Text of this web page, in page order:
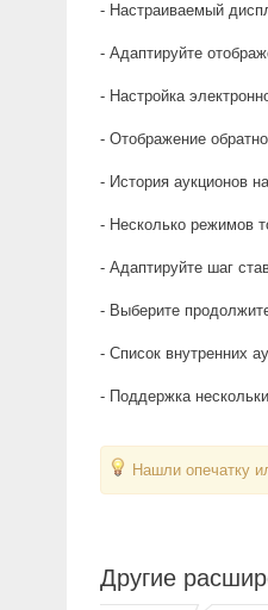
- Настраиваемый
- Адаптируйте
- Настройка
- Отображение
- История аукционов
- Несколько режимов
- Адаптируйте шаг
- Выберите
- Список внутренних
- Поддержка
Нашли опечатку
Другие